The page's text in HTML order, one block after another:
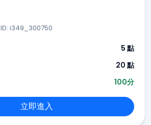
ID: i349_300750
5 點
20 點
100分
立即進入